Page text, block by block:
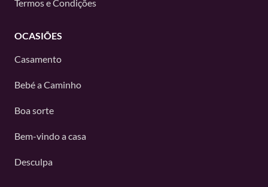
Termos e Condições
OCASIÕES
Casamento
Bebé a Caminho
Boa sorte
Bem-vindo a casa
Desculpa